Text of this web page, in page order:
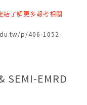
結了解更多報考相關
p/406-1052-
SEMI-EMRD